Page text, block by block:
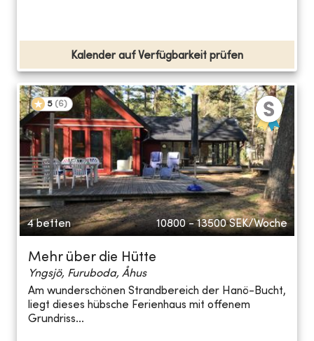
Kalender auf Verfügbarkeit prüfen
5 (6)
4 betten 10800 - 13500 SEK/Woche
Mehr über die Hütte
Yngsjö, Furuboda, Åhus
Am wunderschönen Strandbereich der Hanö-Bucht,
liegt dieses hübsche Ferienhaus mit offenem
Grundriss...